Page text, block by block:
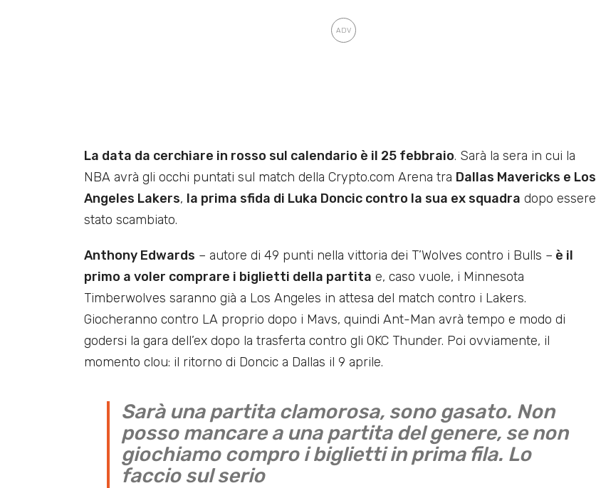
La data da cerchiare in rosso sul calendario è il 25 febbraio. Sarà la sera in cui la
NBA avrà gli occhi puntati sul match della Crypto.com Arena tra Dallas Mavericks e Los
Angeles Lakers, la prima sfida di Luka Doncic contro la sua ex squadra dopo essere
stato scambiato.
Anthony Edwards – autore di 49 punti nella vittoria dei T’Wolves contro i Bulls – è il
primo a voler comprare i biglietti della partita e, caso vuole, i Minnesota
Timberwolves saranno già a Los Angeles in attesa del match contro i Lakers.
Giocheranno contro LA proprio dopo i Mavs, quindi Ant-Man avrà tempo e modo di
godersi la gara dell’ex dopo la trasferta contro gli OKC Thunder. Poi ovviamente, il
momento clou: il ritorno di Doncic a Dallas il 9 aprile.
Sarà una partita clamorosa, sono gasato. Non
posso mancare a una partita del genere, se non
giochiamo compro i biglietti in prima fila. Lo
faccio sul serio